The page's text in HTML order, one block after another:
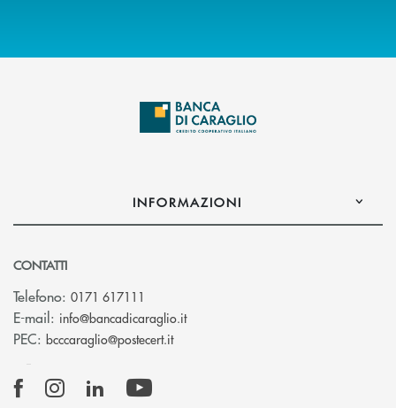
INFORMAZIONI
CONTATTI
Telefono: 0171 617111
E-mail: info@bancadicaraglio.it(si apre l’app di posta elettronica)
PEC: bcccaraglio@postecert.it(si apre l’app di posta elettronica)